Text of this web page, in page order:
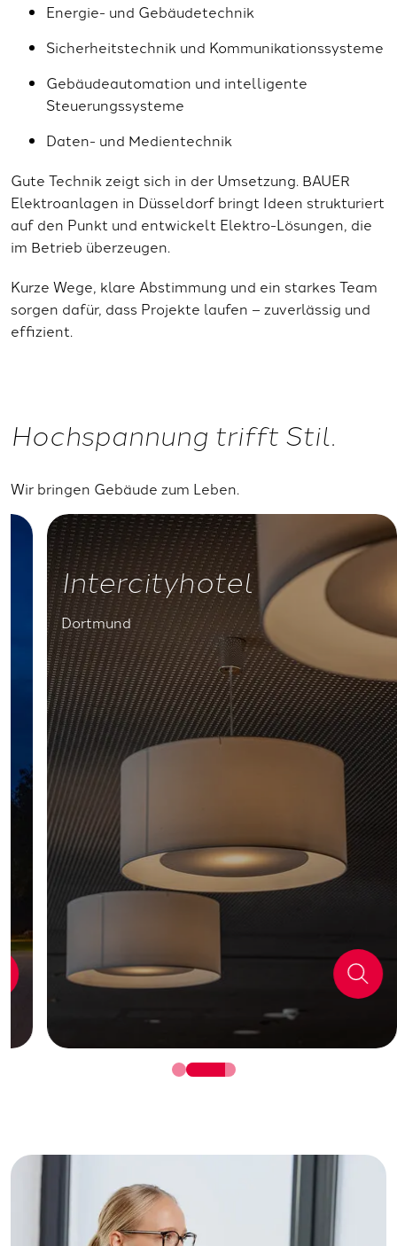
Energie- und Gebäudetechnik
Sicherheitstechnik und Kommunikationssysteme
Gebäudeautomation und intelligente
Steuerungssysteme
Daten- und Medientechnik
Gute Technik zeigt sich in der Umsetzung. BAUER
Elektroanlagen in Düsseldorf bringt Ideen strukturiert
auf den Punkt und entwickelt Elektro-Lösungen, die
im Betrieb überzeugen.
Kurze Wege, klare Abstimmung und ein starkes Team
sorgen dafür, dass Projekte laufen – zuverlässig und
effizient.
Hochspannung trifft Stil.
Wir bringen Gebäude zum Leben.
Intercityhotel
Dortmund